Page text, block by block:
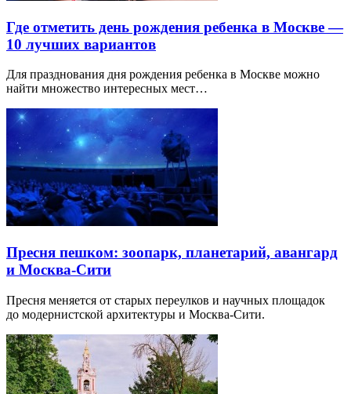
Где отметить день рождения ребенка в Москве —
10 лучших вариантов
Для празднования дня рождения ребенка в Москве можно
найти множество интересных мест…
Пресня пешком: зоопарк, планетарий, авангард
и Москва-Сити
Пресня меняется от старых переулков и научных площадок
до модернистской архитектуры и Москва-Сити.